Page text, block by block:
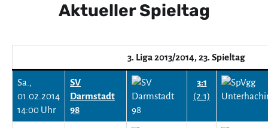
Aktueller Spieltag
3. Liga 2013/2014, 23. Spieltag
Sa.,
01.02.2014
14:00 Uhr
SV
Darmstadt
98
3:1
(2:1)